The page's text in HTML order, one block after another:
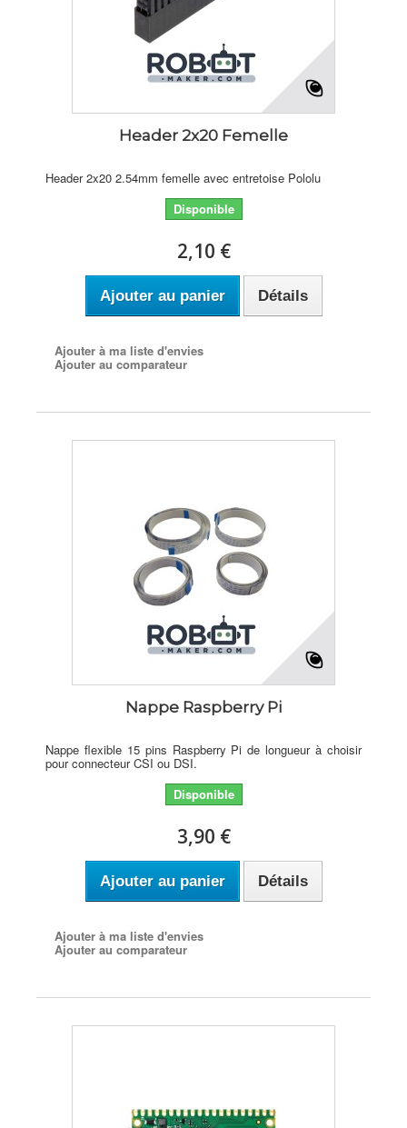
Header 2x20 Femelle
Header 2x20 2.54mm femelle avec entretoise Pololu
Disponible
2,10 €
Ajouter au panier Détails
Ajouter à ma liste d'envies
Ajouter au comparateur
Nappe Raspberry Pi
Nappe flexible 15 pins Raspberry Pi de longueur à choisir
pour connecteur CSI ou DSI.
Disponible
3,90 €
Ajouter au panier Détails
Ajouter à ma liste d'envies
Ajouter au comparateur